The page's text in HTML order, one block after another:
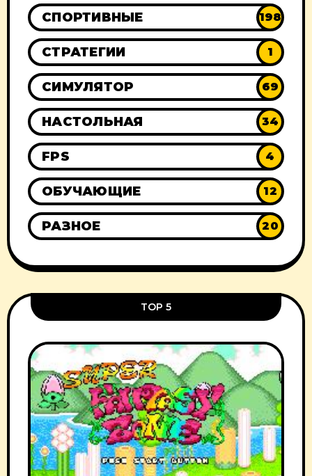
СПОРТИВНЫЕ 198
СТРАТЕГИИ 1
СИМУЛЯТОР 69
НАСТОЛЬНАЯ 34
FPS 4
ОБУЧАЮЩИЕ 12
РАЗНОЕ 20
TOP 5